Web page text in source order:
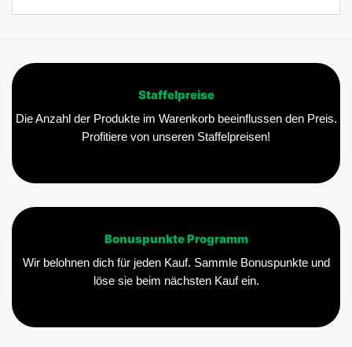
Staffelpreise
Die Anzahl der Produkte im Warenkorb beeinflussen den Preis.
Profitiere von unseren Staffelpreisen!
Bonuspunkte Programm
Wir belohnen dich für jeden Kauf. Sammle Bonuspunkte und
löse sie beim nächsten Kauf ein.